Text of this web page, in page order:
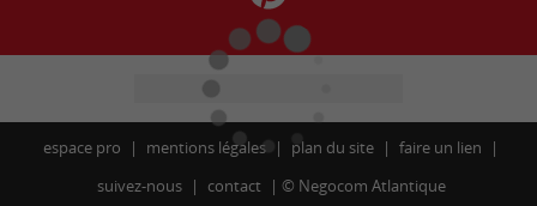
espace pro mentions légales plan du site
faire un lien
suivez-nous
contact © Negocom Atlantique